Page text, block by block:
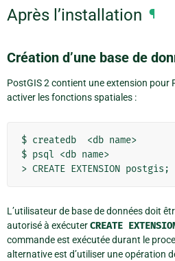
Après l’installation ¶
Création d’une base de
PostGIS 2 contient une extension pour
activer les fonctions spatiales :
$ createdb  <db name>
$ psql <db name>
L’utilisateur de base de données doit
autorisé à exécuterCREATE
commande est exécutée durant le
alternative est d’utiliser une opération